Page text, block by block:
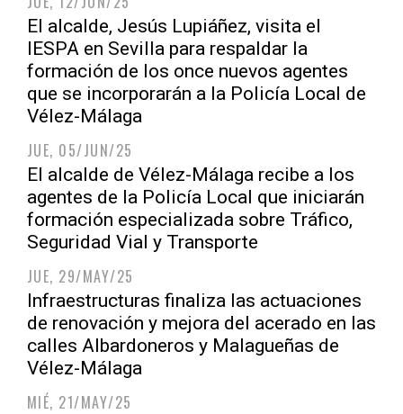
El alcalde, Jesús Lupiáñez, visita el
IESPA en Sevilla para respaldar la
formación de los once nuevos agentes
que se incorporarán a la Policía Local de
Vélez-Málaga
JUE, 05/JUN/25
El alcalde de Vélez-Málaga recibe a los
agentes de la Policía Local que iniciarán
formación especializada sobre Tráfico,
Seguridad Vial y Transporte
JUE, 29/MAY/25
Infraestructuras finaliza las actuaciones
de renovación y mejora del acerado en las
calles Albardoneros y Malagueñas de
Vélez-Málaga
MIÉ, 21/MAY/25